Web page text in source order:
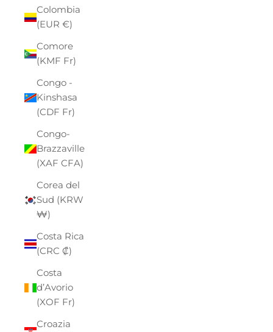
Colombia
(EUR €)
Comore
(KMF Fr)
Congo -
Kinshasa
(CDF Fr)
Congo-
Brazzaville
(XAF CFA)
Corea del
Sud (KRW
₩)
Costa Rica
(CRC ₡)
Costa
d’Avorio
(XOF Fr)
Croazia